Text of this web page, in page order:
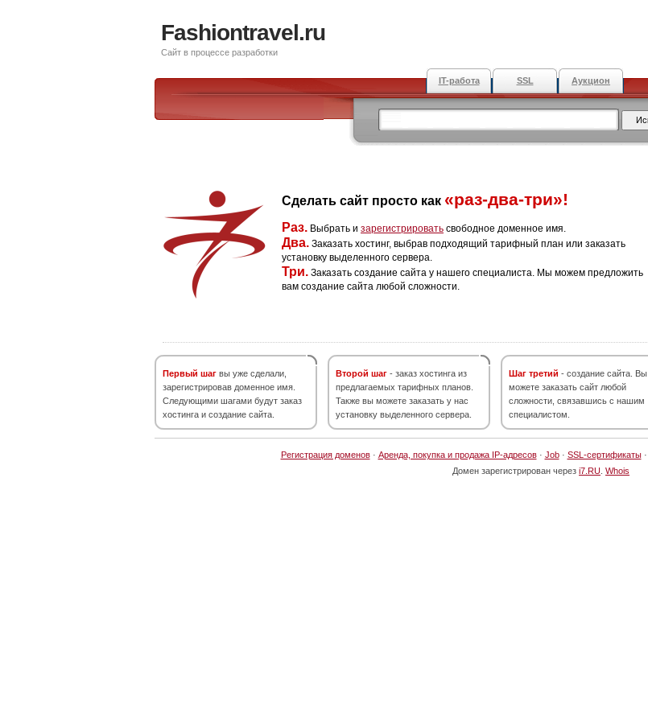
Fashiontravel.ru
Сайт в процессе разработки
IT-работа SSL Аукцион
Сделать сайт просто как «раз-два-три»!
Раз. Выбрать и зарегистрировать свободное доменное имя.
Два. Заказать хостинг, выбрав подходящий тарифный план или заказать
установку выделенного сервера.
Три. Заказать создание сайта у нашего специалиста. Мы можем предложить
вам создание сайта любой сложности.
Первый шаг вы уже сделали,
зарегистрировав доменное имя.
Следующими шагами будут заказ
хостинга и создание сайта.
Второй шаг - заказ хостинга из
предлагаемых тарифных планов.
Также вы можете заказать у нас
установку выделенного сервера.
Шаг третий - создание сайта. Вы
можете заказать сайт любой
сложности, связавшись с нашим
специалистом.
Регистрация доменов· Аренда, покупка и продажа IP-адресов· Job· SSL-сертификаты·
Домен зарегистрирован через i7.RU Whois